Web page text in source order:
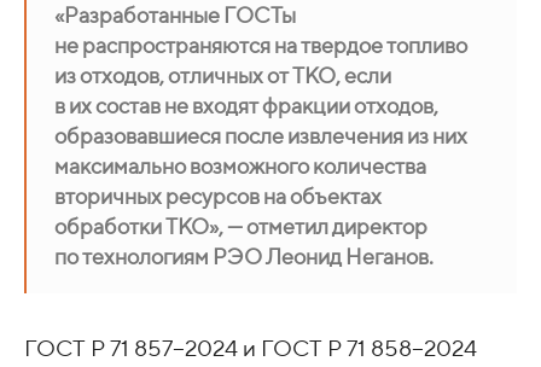
«Разработанные ГОСТы
не распространяются на твердое топливо
из отходов, отличных от ТКО, если
в их состав не входят фракции отходов,
образовавшиеся после извлечения из них
максимально возможного количества
вторичных ресурсов на объектах
обработки ТКО», — отметил директор
по технологиям РЭО Леонид Неганов.
ГОСТ Р 71 857−2024 и ГОСТ Р 71 858−2024